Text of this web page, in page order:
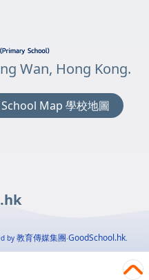
Wan, Hong Kong.
School Map 學校地圖
by教育傳媒集團‧GoodSchool.hk